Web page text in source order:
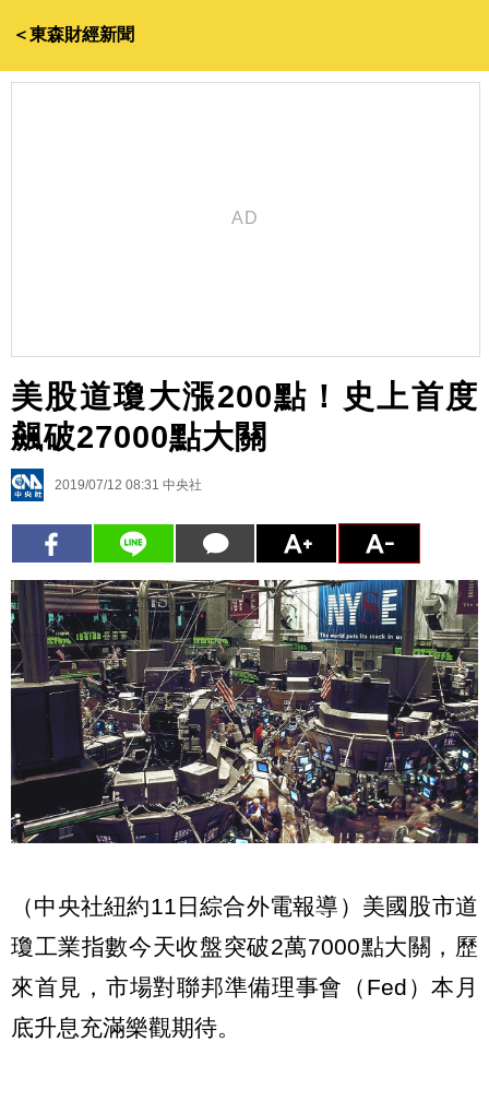
＜東森財經新聞
美股道瓊大漲200點！史上首度
飆破27000點大關
2019/07/12 08:31 中央社
（中央社紐約11日綜合外電報導）美國股市道
瓊工業指數今天收盤突破2萬7000點大關，歷
來首見，市場對聯邦準備理事會（Fed）本月
底升息充滿樂觀期待。